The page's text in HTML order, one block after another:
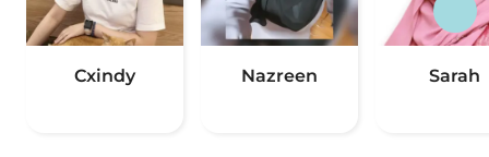
Cxindy Nazreen Sarah